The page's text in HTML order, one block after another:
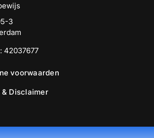
3
42037677
voorwaarden
Disclaimer